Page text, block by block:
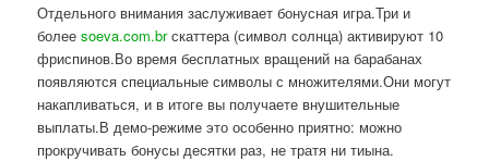
Отдельного внимания заслуживает бонусная игра.Три и
болееsoeva.com.brскаттера (символ солнца) активируют 10
фриспинов.Во время бесплатных вращений на барабанах
появляются специальные символы с множителями.Они могут
накапливаться, и в итоге вы получаете внушительные
выплаты.В демо-режиме это особенно приятно: можно
прокручивать бонусы десятки раз, не тратя ни тиына.